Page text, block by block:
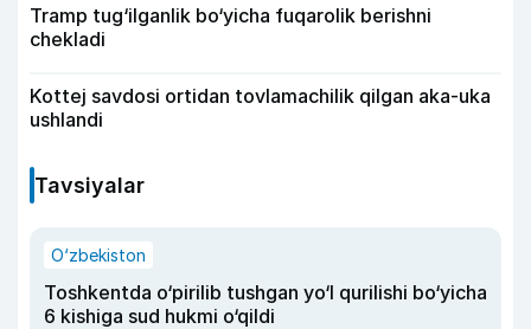
Tramp tug‘ilganlik bo‘yicha fuqarolik berishni
chekladi
Kottej savdosi ortidan tovlamachilik qilgan aka-uka
ushlandi
Tavsiyalar
O‘zbekiston
Toshkentda o‘pirilib tushgan yo‘l qurilishi bo‘yicha
6 kishiga sud hukmi o‘qildi